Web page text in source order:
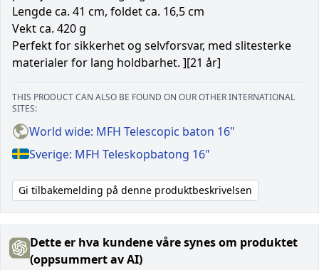
Lengde ca. 41 cm, foldet ca. 16,5 cm
Vekt ca. 420 g
Perfekt for sikkerhet og selvforsvar, med slitesterke
materialer for lang holdbarhet. ][21 år]
THIS PRODUCT CAN ALSO BE FOUND ON OUR OTHER INTERNATIONAL
SITES:
World wide: MFH Telescopic baton 16"
Sverige: MFH Teleskopbatong 16"
Gi tilbakemelding på denne produktbeskrivelsen
Dette er hva kundene våre synes om produktet
(oppsummert av AI)